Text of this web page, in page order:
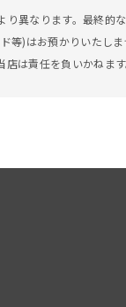
異なります。最終的
等)はお預かりいたしま
は責任を負いかねま